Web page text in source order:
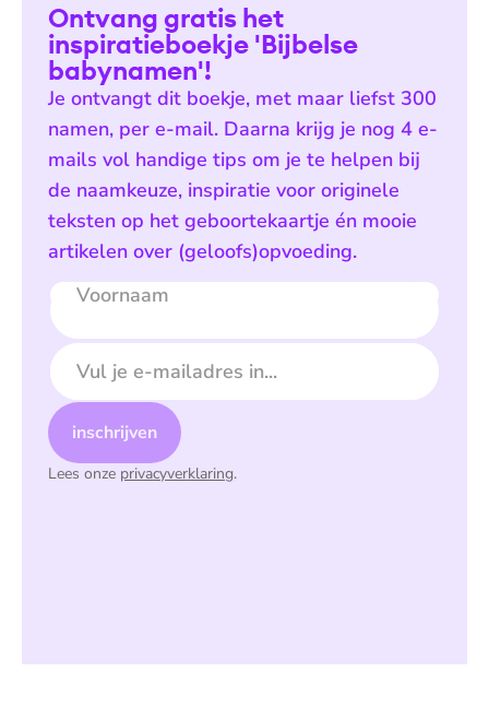
Ontvang gratis het
inspiratieboekje 'Bijbelse
babynamen'!
Je ontvangt dit boekje, met maar liefst 300
namen, per e-mail. Daarna krijg je nog 4 e-
mails vol handige tips om je te helpen bij
de naamkeuze, inspiratie voor originele
teksten op het geboortekaartje én mooie
artikelen over (geloofs)opvoeding.
Voornaam
E-mailadres
inschrijven
Lees onze privacyverklaring.